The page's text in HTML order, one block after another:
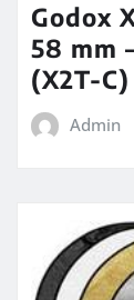
Godox
58 mm
(X2T-C)
Admin